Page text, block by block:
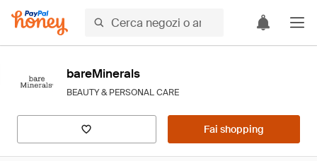
bareMinerals
BEAUTY & PERSONAL CARE
Fai shopping